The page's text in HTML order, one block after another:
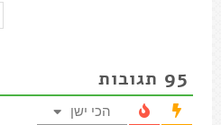
95 תגובות
הכי ישן